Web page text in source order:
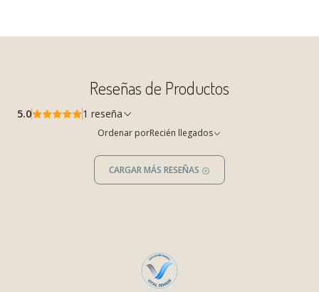
Reseñas de Productos
5.0 1 reseña
Ordenar porRecién llegados
CARGAR MÁS RESEÑAS